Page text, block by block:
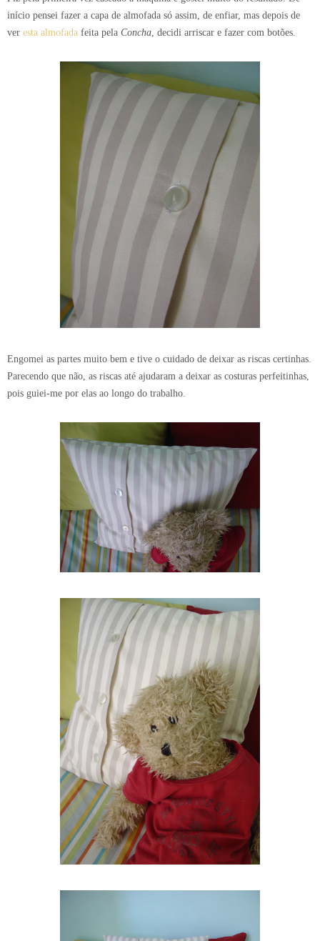
início pensei fazer a capa de almofada só assim, de enfiar, mas depois de
ver esta almofada feita pela Concha , decidi arriscar e fazer com botões.
Engomei as partes muito bem e tive o cuidado de deixar as riscas certinhas.
Parecendo que não, as riscas até ajudaram a deixar as costuras perfeitinhas,
pois guiei-me por elas ao longo do trabalho.